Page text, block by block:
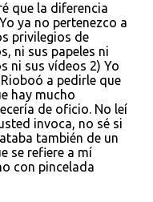
que la diferencia
ya no pertenezco a
privilegios de
ni sus papeles ni
ni sus vídeos 2) Yo
a pedirle que
hay mucho
de oficio. No leí
invoca, no sé si
también de un
se refiere a mí
con pincelada